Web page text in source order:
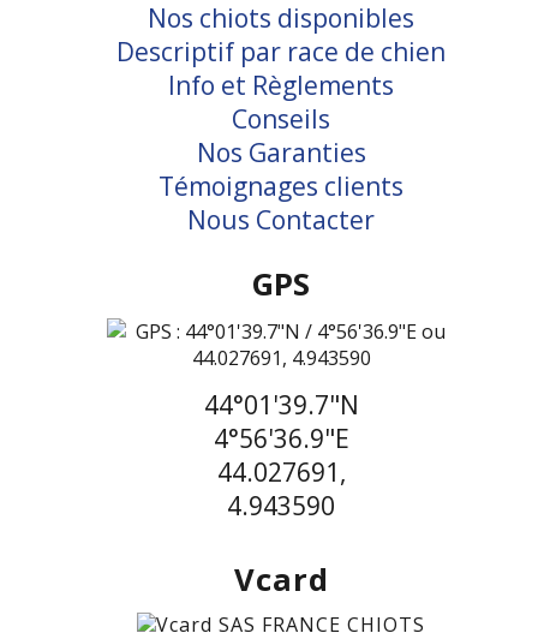
Nos chiots disponibles
Descriptif par race de chien
Info et Règlements
Conseils
Nos Garanties
Témoignages clients
Nous Contacter
GPS
44°01'39.7"N
4°56'36.9"E
44.027691,
4.943590
Vcard